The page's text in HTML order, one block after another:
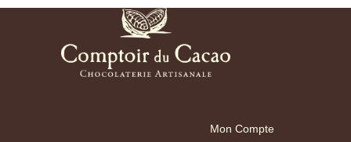
Mon Compte